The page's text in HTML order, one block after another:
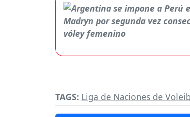
TAGS: Liga de Naciones de